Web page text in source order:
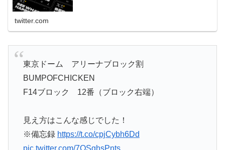
twitter.com
東京ドーム アリーナブロック割
BUMPOFCHICKEN
F14ブロック 12番（ブロック右端）
見え方はこんな感じでした！
※備忘録 https://t.co/cpjCybh6Dd
pic.twitter.com/7OSghsPnts